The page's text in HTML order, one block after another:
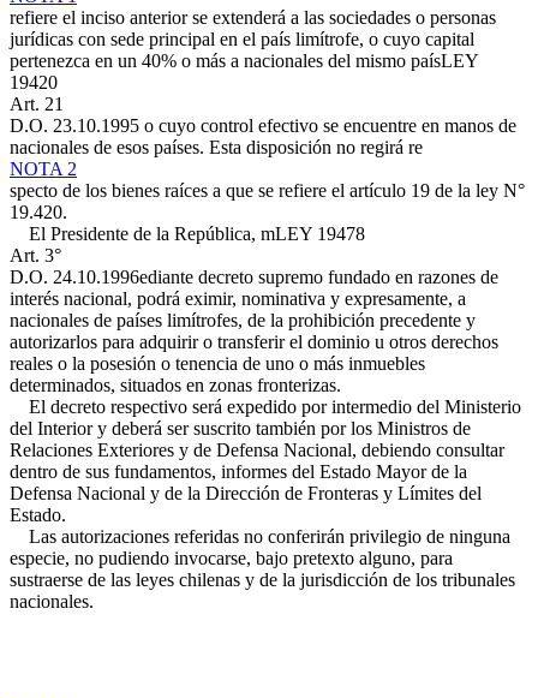
refiere el inciso anterior se extenderá a las sociedades o personas
jurídicas con sede principal en el país limítrofe, o cuyo capital
pertenezca en un 40% o más a nacionales del mismo paísLEY
19420
Art. 21
D.O. 23.10.1995 o cuyo control efectivo se encuentre en manos de
nacionales de esos países. Esta disposición no regirá re
NOTA 2
specto de los bienes raíces a que se refiere el artículo 19 de la ley N°
19.420.
El Presidente de la República, mLEY 19478
Art. 3°
D.O. 24.10.1996ediante decreto supremo fundado en razones de
interés nacional, podrá eximir, nominativa y expresamente, a
nacionales de países limítrofes, de la prohibición precedente y
autorizarlos para adquirir o transferir el dominio u otros derechos
reales o la posesión o tenencia de uno o más inmuebles
determinados, situados en zonas fronterizas.
El decreto respectivo será expedido por intermedio del Ministerio
del Interior y deberá ser suscrito también por los Ministros de
Relaciones Exteriores y de Defensa Nacional, debiendo consultar
dentro de sus fundamentos, informes del Estado Mayor de la
Defensa Nacional y de la Dirección de Fronteras y Límites del
Estado.
Las autorizaciones referidas no conferirán privilegio de ninguna
especie, no pudiendo invocarse, bajo pretexto alguno, para
sustraerse de las leyes chilenas y de la jurisdicción de los tribunales
nacionales.